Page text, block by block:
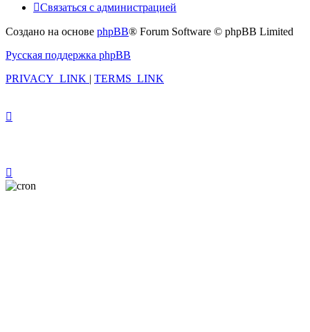
Связаться с администрацией
Создано на основе phpBB® Forum Software © phpBB Limited
Русская поддержка phpBB
PRIVACY_LINK | TERMS_LINK